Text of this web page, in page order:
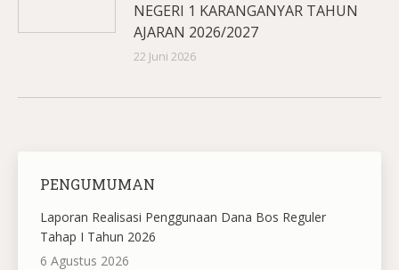
NEGERI 1 KARANGANYAR TAHUN
AJARAN 2026/2027
22 Juni 2026
PENGUMUMAN
Laporan Realisasi Penggunaan Dana Bos Reguler
Tahap I Tahun 2026
6 Agustus 2026